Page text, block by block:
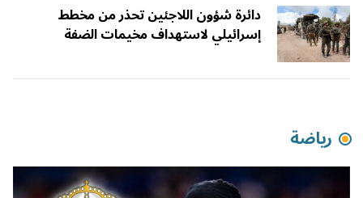
دائرة شؤون اللاجئين تحذر من مخطط
إسرائيلي لاستهداف مخيمات الضفة
رياضة